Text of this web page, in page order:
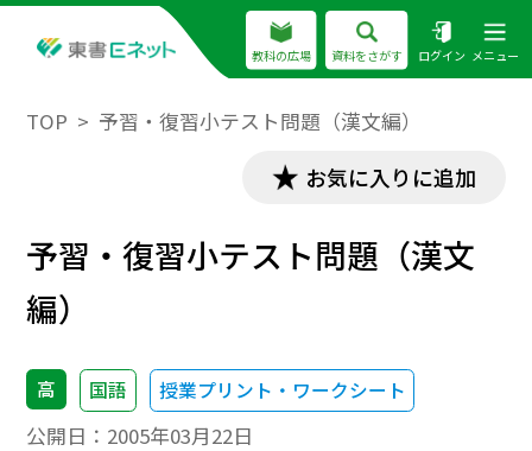
教科の広場 資料をさがす ログイン メニュー
TOP 予習・復習小テスト問題（漢文編）
お気に入りに追加
予習・復習小テスト問題（漢文
編）
高 国語 授業プリント・ワークシート
公開日： 2005年03月22日